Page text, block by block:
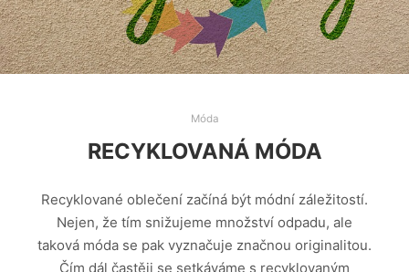
Móda
RECYKLOVANÁ MÓDA
Recyklované oblečení začíná být módní záležitostí.
Nejen, že tím snižujeme množství odpadu, ale
taková móda se pak vyznačuje značnou originalitou.
Čím dál častěji se setkáváme s recyklovaným